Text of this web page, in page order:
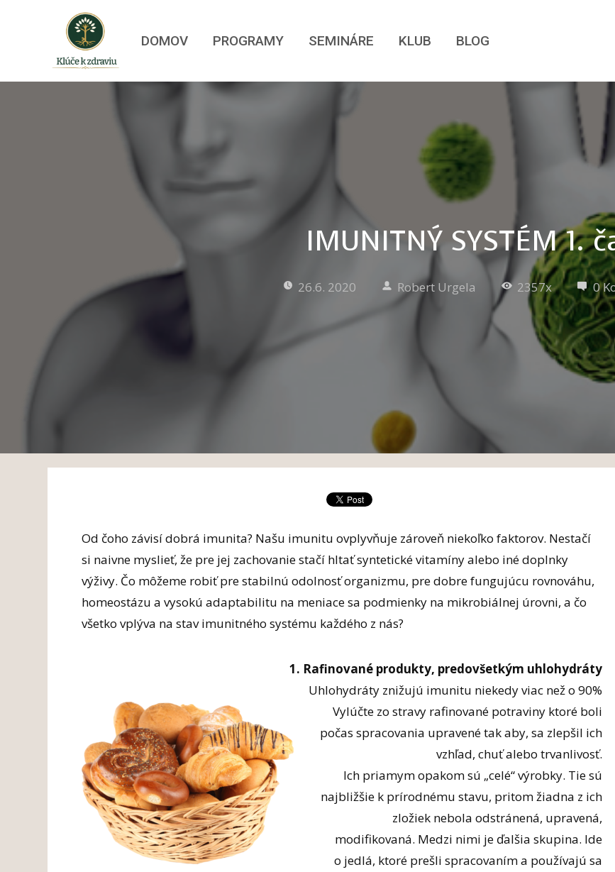
DOMOV PROGRAMY SEMINÁRE KLUB BLOG
IMUNITNÝ SYSTÉM 1.
26.6. 2020 Robert Urgela 2357x 0
Od čoho závisí dobrá imunita? Našu imunitu ovplyvňuje zároveň niekoľko faktorov. Nestačí
si naivne myslieť, že pre jej zachovanie stačí hltať syntetické vitamíny alebo iné doplnky
výživy. Čo môžeme robiť pre stabilnú odolnosť organizmu, pre dobre fungujúcu rovnováhu,
homeostázu a vysokú adaptabilitu na meniace sa podmienky na mikrobiálnej úrovni, a čo
všetko vplýva na stav imunitného systému každého z nás?
1. Rafinované produkty, predovšetkým uhlohydráty
Uhlohydráty znižujú imunitu niekedy viac než o 90%
Vylúčte zo stravy rafinované potraviny ktoré boli
počas spracovania upravené tak aby, sa zlepšil ich
vzhľad, chuť alebo trvanlivosť.
Ich priamym opakom sú „celé“ výrobky. Tie sú
najbližšie k prírodnému stavu, pritom žiadna z ich
zložiek nebola odstránená, upravená,
modifikovaná. Medzi nimi je ďalšia skupina. Ide
o jedlá, ktoré prešli spracovaním a používajú sa